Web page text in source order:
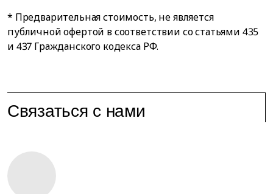
* Предварительная стоимость, не является
публичной офертой в соответствии со статьями 435
и 437 Гражданского кодекса РФ.
Связаться с нами